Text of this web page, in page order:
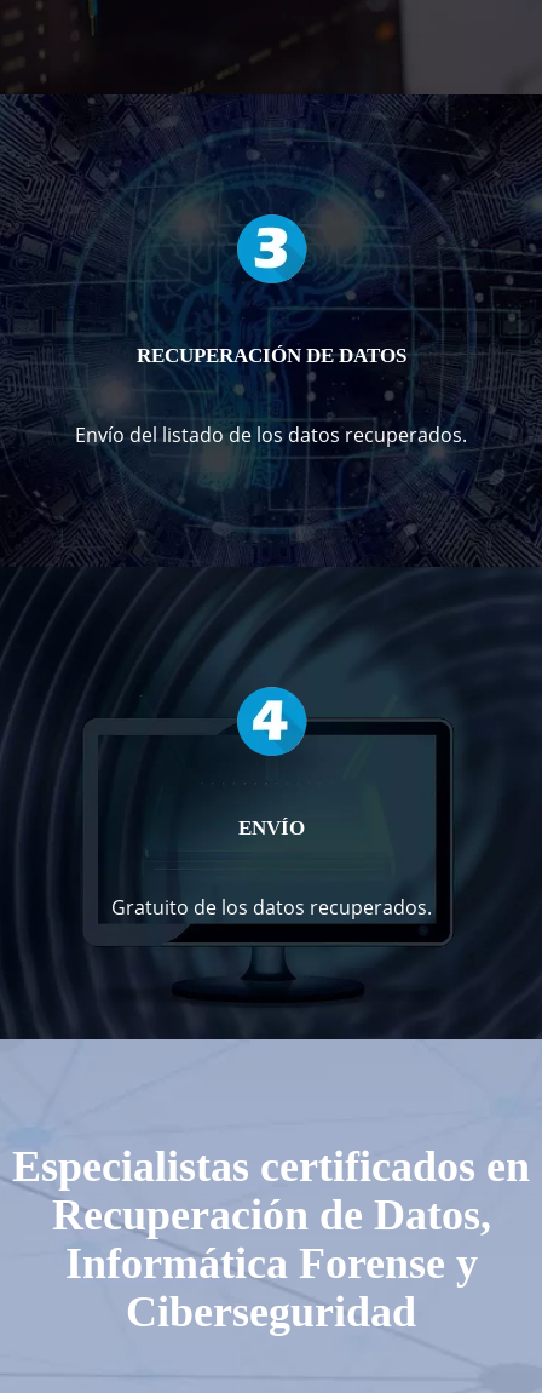
RECUPERACIÓN DE DATOS
Envío del listado de los datos recuperados.
ENVÍO
Gratuito de los datos recuperados.
Especialistas certificados en
Recuperación de Datos,
Informática Forense y
Ciberseguridad